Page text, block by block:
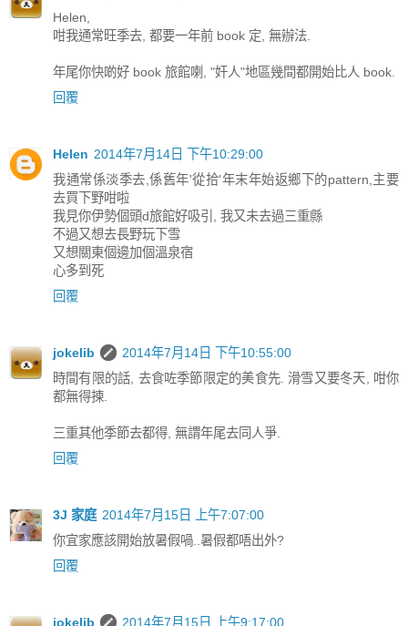
Helen,
咁我通常旺季去, 都要一年前 book 定, 無辦法.
年尾你快啲好 book 旅館喇, "奸人"地區幾間都開始比人 book.
回覆
Helen 2014年7月14日 下午10:29:00
我通常係淡季去,係舊年'從拾'年末年始返鄉下的pattern,主要
去買下野咁啦
我見你伊勢個頭d旅館好吸引, 我又未去過三重縣
不過又想去長野玩下雪
又想關東個邊加個溫泉宿
心多到死
回覆
jokelib
2014年7月14日 下午10:55:00
時間有限的話, 去食咗季節限定的美食先. 滑雪又要冬天, 咁你
都無得揀.
三重其他季節去都得, 無謂年尾去同人爭.
回覆
3J 家庭 2014年7月15日 上午7:07:00
你宜家應該開始放暑假喎..暑假都唔出外?
回覆
jokelib 2014年7月15日 上午9:17:00